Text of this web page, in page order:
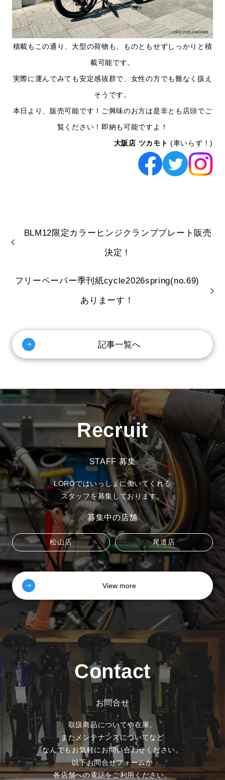
積載もこの通り、大型の荷物も、ものともせずしっかりと積
載可能です。
実際に運んでみても安定感抜群で、女性の方でも難なく扱え
そうです。
本日より、販売可能です！ご興味のお方は是非とも店頭でご
覧ください！即納も可能ですよ！
大阪店 ツカモト (車いらず！)
BLM12限定カラーヒンジクランププレート販売
決定！
フリーペーパー季刊紙cycle2026spring(no.69)
ありまーす！
記事一覧へ
Recruit
STAFF 募集
LOROではいっしょに働いてくれる
スタッフを募集しております。
募集中の店舗
松山店 尾道店
View more
Contact
お問合せ
取扱商品についてや在庫、
またメンテナンスについてなど
なんでもお気軽にお問い合わせください。
以下お問合せフォームか
各店舗への電話をご利用ください。